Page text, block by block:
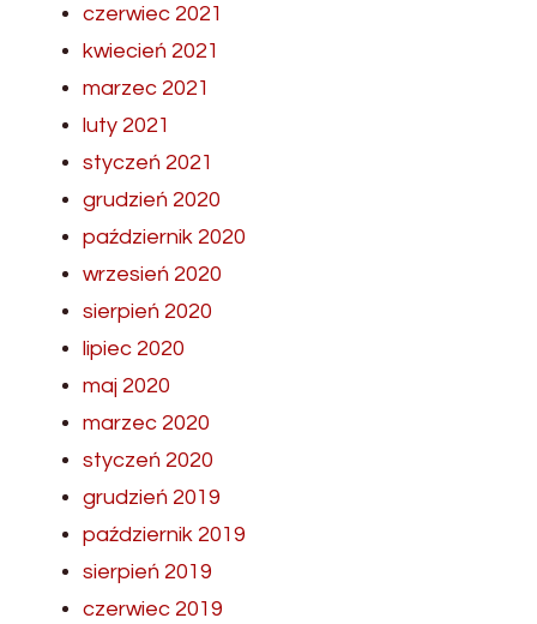
czerwiec 2021
kwiecień 2021
marzec 2021
luty 2021
styczeń 2021
grudzień 2020
październik 2020
wrzesień 2020
sierpień 2020
lipiec 2020
maj 2020
marzec 2020
styczeń 2020
grudzień 2019
październik 2019
sierpień 2019
czerwiec 2019